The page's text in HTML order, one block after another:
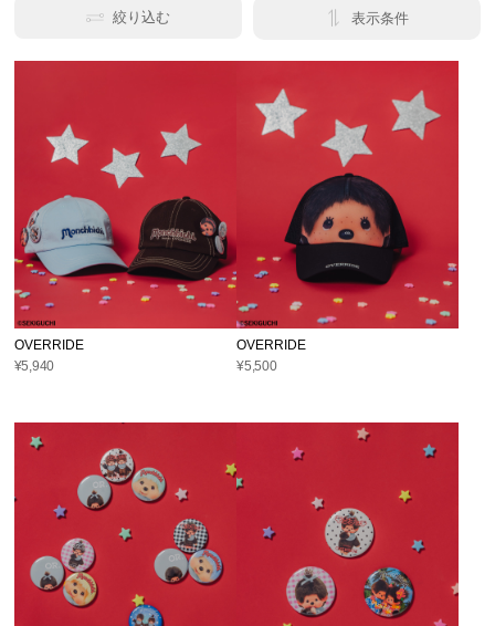
絞り込む 表示条件
OVERRIDE
¥5,940
OVERRIDE
¥5,500